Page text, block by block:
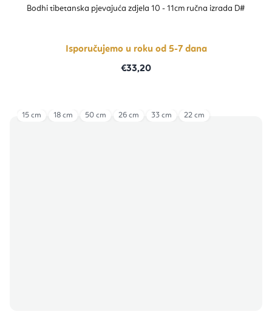
Bodhi tibetanska pjevajuća zdjela 10 - 11cm ručna izrada D#
proizvoda
je
zvjezdica.
Isporučujemo u roku od 5-7 dana
€33,20
15 cm 18 cm 50 cm 26 cm 33 cm 22 cm